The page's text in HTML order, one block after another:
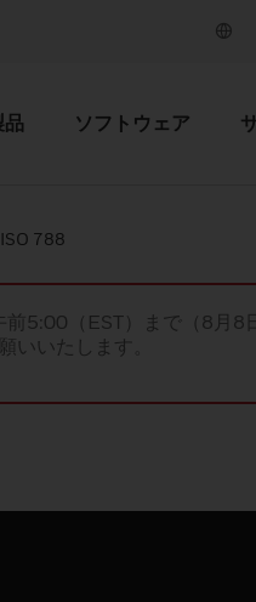
品 ソフトウェア
788
5:00（EST）まで（8月
いいたします。